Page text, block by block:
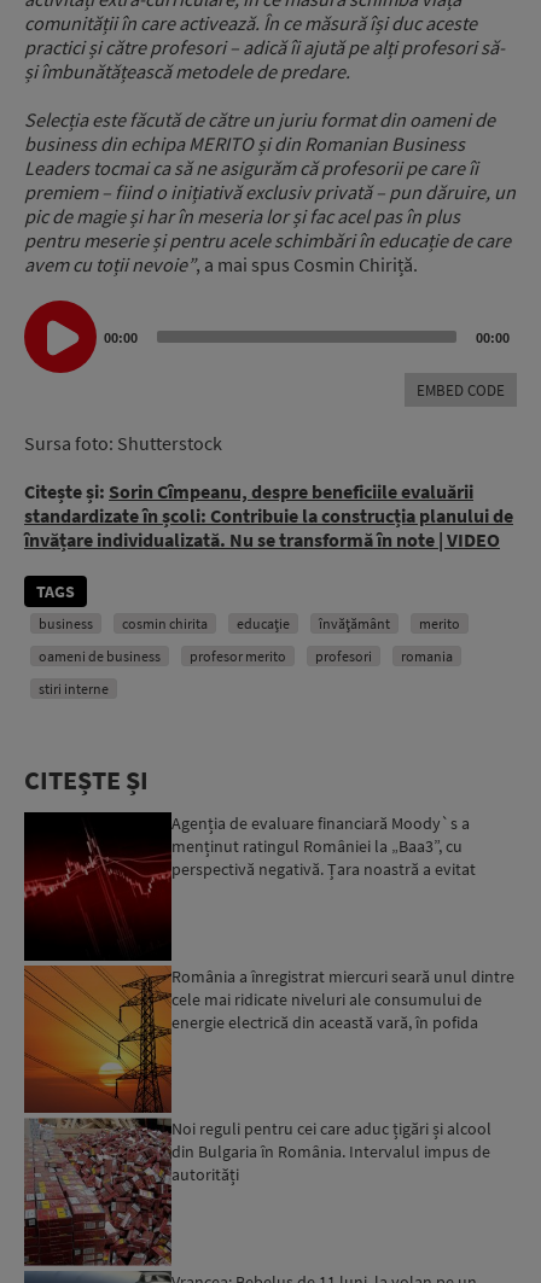
comunității în care activează. În ce măsură își duc aceste
practici și către profesori – adică îi ajută pe alți profesori să-
și îmbunătățească metodele de predare.
Selecția este făcută de către un juriu format din oameni de
business din echipa MERITO și din Romanian Business
Leaders tocmai ca să ne asigurăm că profesorii pe care îi
premiem – fiind o inițiativă exclusiv privată – pun dăruire, un
pic de magie și har în meseria lor și fac acel pas în plus
pentru meserie și pentru acele schimbări în educație de care
avem cu toții nevoie”, a mai spus Cosmin Chiriță.
Audio
Player
00:00 00:00
EMBED CODE
Sursa foto: Shutterstock
Citește și: Sorin Cîmpeanu, despre beneficiile evaluării
standardizate în școli: Contribuie la construcția planului de
învățare individualizată. Nu se transformă în note | VIDEO
TAGS
business cosmin chirita educație învăţământ
merito
oameni de business
profesor merito profesori
romania
stiri interne
CITEȘTE ȘI
Agenția de evaluare financiară Moody`s a
menținut ratingul României la „Baa3”, cu
perspectivă negativă. Țara noastră a evitat
România a înregistrat miercuri seară unul dintre
cele mai ridicate niveluri ale consumului de
energie electrică din această vară, în pofida
Noi reguli pentru cei care aduc țigări și alcool
din Bulgaria în România. Intervalul impus de
autorități